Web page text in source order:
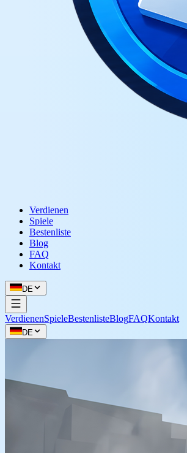
Verdienen
Spiele
Bestenliste
Blog
FAQ
Kontakt
DE
VerdienenSpieleBestenlisteBlogFAQKontakt
DE